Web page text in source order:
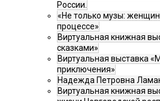
России.
«Не только музы:
процессе»
Виртуальная книжная
сказками»
Виртуальная выставка
приключения»
Надежда Петровна
Виртуальная книжная